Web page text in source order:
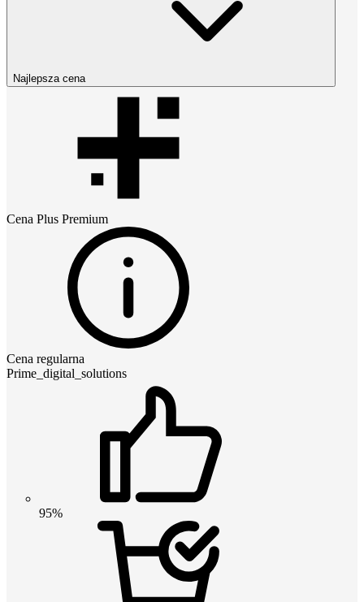
Najlepsza cena
Cena Plus Premium
Cena regularna
Prime_digital_solutions
95%